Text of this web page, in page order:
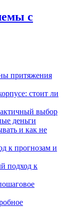
с
притяжения
стоит ли
выбор
деньги
и как не
к прогнозам и
подход к